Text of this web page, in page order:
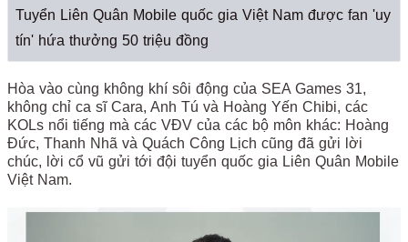
Tuyển Liên Quân Mobile quốc gia Việt Nam được fan 'uy
tín' hứa thưởng 50 triệu đồng
Hòa vào cùng không khí sôi động của SEA Games 31,
không chỉ ca sĩ Cara, Anh Tú và Hoàng Yến Chibi, các
KOLs nổi tiếng mà các VĐV của các bộ môn khác: Hoàng
Đức, Thanh Nhã và Quách Công Lịch cũng đã gửi lời
chúc, lời cổ vũ gửi tới đội tuyển quốc gia Liên Quân Mobile
Việt Nam.